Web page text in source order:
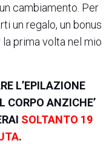
cambiamento. Per
un regalo, un bonus
prima volta nel mio
L’EPILAZIONE
CORPO ANZICHE’
SOLTANTO 19
.